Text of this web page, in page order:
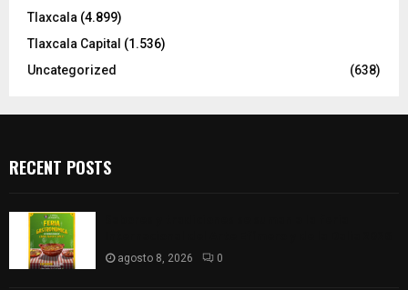
Tlaxcala (4.899)
Tlaxcala Capital (1.536)
Uncategorized
(638)
RECENT POSTS
agosto 8, 2026 0